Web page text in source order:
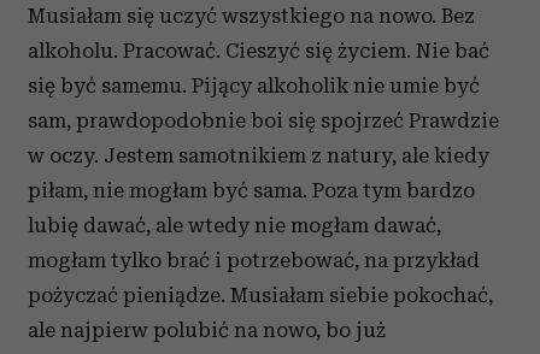
Musiałam się uczyć wszystkiego na nowo. Bez
alkoholu. Pracować. Cieszyć się życiem. Nie bać
się być samemu. Pijący alkoholik nie umie być
sam, prawdopodobnie boi się spojrzeć Prawdzie
w oczy. Jestem samotnikiem z natury, ale kiedy
piłam, nie mogłam być sama. Poza tym bardzo
lubię dawać, ale wtedy nie mogłam dawać,
mogłam tylko brać i potrzebować, na przykład
pożyczać pieniądze. Musiałam siebie pokochać,
ale najpierw polubić na nowo, bo już